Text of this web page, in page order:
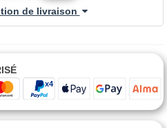
de livraison